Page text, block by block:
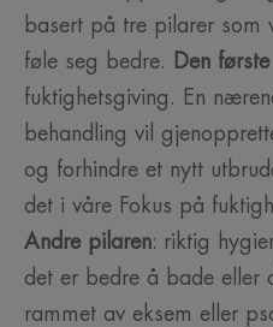
basert på tre pilarer som
føle seg bedre.
Den
fuktighetsgiving. En
behandling vil
og forhindre et nytt
det i våre Fokus på
Andre pilaren: riktig
det er bedre å bade eller
rammet av eksem eller